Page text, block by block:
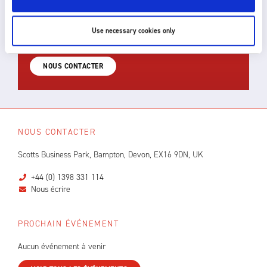
Use necessary cookies only
compétente. Pour un conseil technique ou pour
discuter d'une solution personnalisée pour votre
application, n'hésitez pas à nous contacter.
NOUS CONTACTER
NOUS CONTACTER
Scotts Business Park, Bampton, Devon, EX16 9DN, UK
+44 (0) 1398 331 114
Nous écrire
PROCHAIN ÉVÉNEMENT
Aucun événement à venir